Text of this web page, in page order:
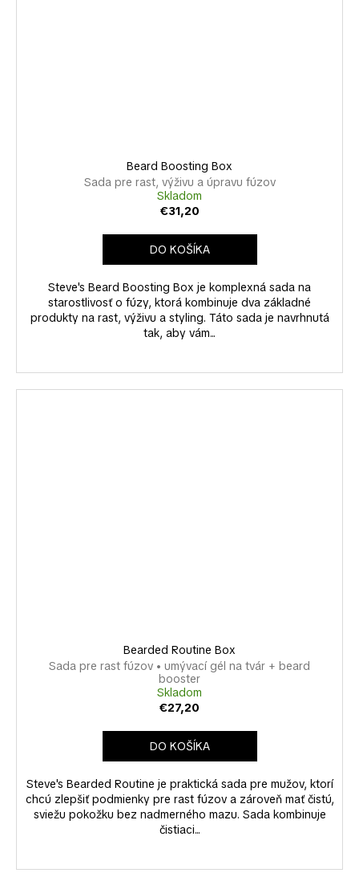
Beard Boosting Box
Sada pre rast, výživu a úpravu fúzov
Skladom
€31,20
DO KOŠÍKA
Steve's Beard Boosting Box je komplexná sada na
starostlivosť o fúzy, ktorá kombinuje dva základné
produkty na rast, výživu a styling. Táto sada je navrhnutá
tak, aby vám...
Bearded Routine Box
Sada pre rast fúzov • umývací gél na tvár + beard
booster
Skladom
€27,20
DO KOŠÍKA
Steve's Bearded Routine je praktická sada pre mužov, ktorí
chcú zlepšiť podmienky pre rast fúzov a zároveň mať čistú,
sviežu pokožku bez nadmerného mazu. Sada kombinuje
čistiaci...